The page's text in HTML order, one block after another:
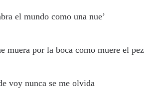
el mundo como una nue’
muera por la boca como muere el pez
voy nunca se me olvida